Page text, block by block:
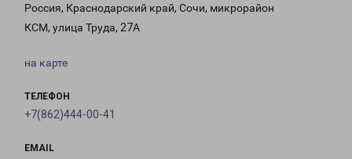
Россия, Краснодарский край, Сочи, микрорайон
КСМ, улица Труда, 27А
на карте
ТЕЛЕФОН
+7(862)444-00-41
EMAIL